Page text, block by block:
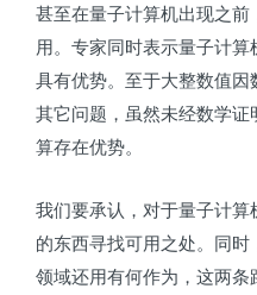
甚至在量子计算机出现之
用。专家同时表示量子计
具有优势。至于大整数值
其它问题，虽然未经数学
算存在优势。
我们要承认，对于量子计
的东西寻找可用之处。同
领域还用有何作为，这两条